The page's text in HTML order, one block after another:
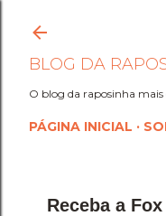
BLOG DA
O blog da raposinha
PÁGINA INICIAL
Receba a